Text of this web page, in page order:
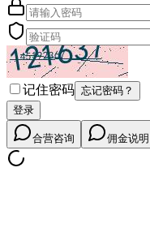
记住密码 忘记密码？
登录
合营咨询 佣金说明